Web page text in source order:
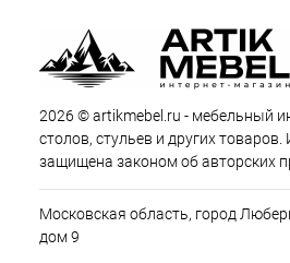
2026 © artikmebel.ru - мебельный
столов, стульев и других
защищена законом об авторских
Московская область, город
дом 9